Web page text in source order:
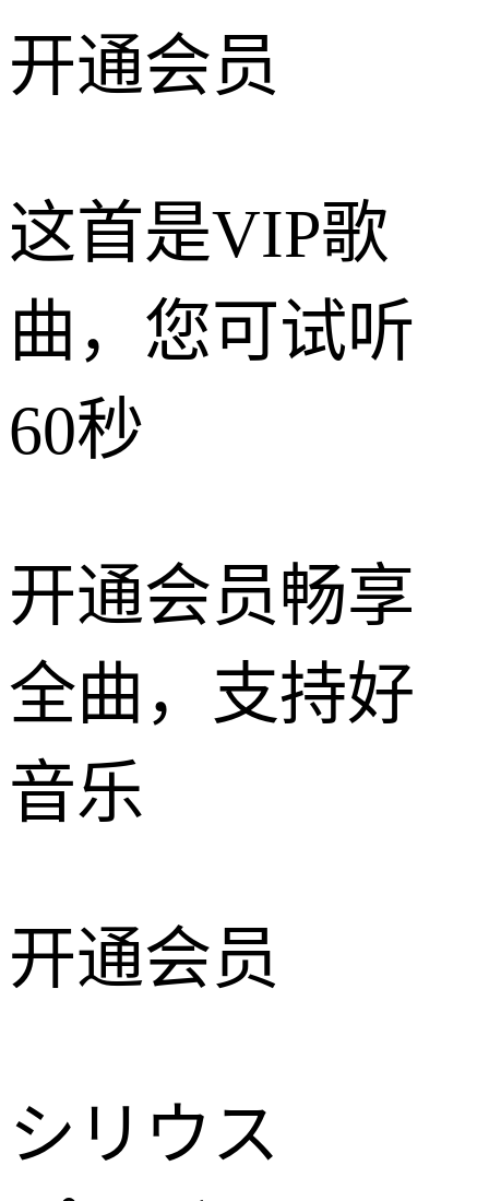
开通会员
这首是VIP歌
曲，您可试听
60秒
开通会员畅享
全曲，支持好
音乐
开通会员
シリウス